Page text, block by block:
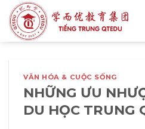
qua
nội
VĂN HÓA & CUỘC SỐNG
NHỮNG ƯU
DU HỌC TRUNG